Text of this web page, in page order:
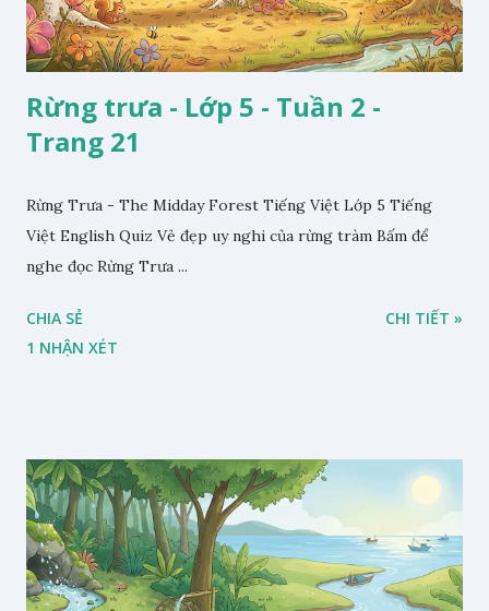
Rừng trưa - Lớp 5 - Tuần 2 -
Trang 21
Rừng Trưa - The Midday Forest Tiếng Việt Lớp 5 Tiếng
Việt English Quiz Vẻ đẹp uy nghi của rừng tràm Bấm để
nghe đọc Rừng Trưa ...
CHIA SẺ
1 NHẬN XÉT
CHI TIẾT »